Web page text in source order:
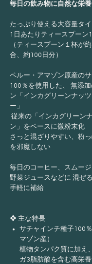
毎日の飲み物に自然な栄
たっぷり使える大容量タイ
1日あたりティースプーン
（ティースプーン１杯が
合、約100日分）
ペルー・アマゾン原産の
100％を使用した、 無添
ン「インカグリーンナッ
ー」
従来の「インカグリーン
ン」をベースに微粉末化
さっと混ざりやすい、粉
を邪魔しない
毎日のコーヒー、スムージ
野菜ジュースなどに 混ぜ
手軽に補給
❖ 主な特長
サチャインチ種子100
マゾン産）
植物タンパク質に加え
ガ3脂肪酸を含む高栄